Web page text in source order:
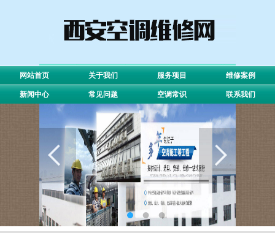
网站首页 关于我们 服务项目 维修案例
新闻中心 常见问题 空调常识 联系我们